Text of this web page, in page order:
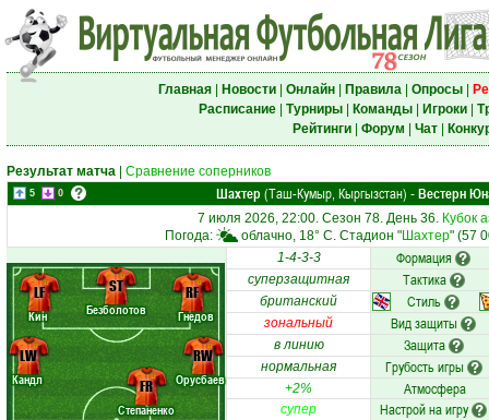
Главная| Новости| Онлайн| Правила| Опросы|
Расписание| Турниры| Команды| Игроки|
Рейтинги| Форум Чат|
Результат матча Сравнение соперников
5 0 Шахтер(Таш-Кумыр, Кыргызстан) - Вестерн
7 июля 2026, 22:00. Сезон 78. День 36. Кубок
Погода:
облачно, 18° C. Стадион "Шахтер" (57
Кандл
Степаненко
Орусбаев
Кин Безболотов Гнедов
LW
FR
RW
LF ST RF
1-4-3-3 Формация
суперзащитная Тактика
британский Стиль
зональный Вид защиты
в линию Защита
нормальная Грубость игры
+2% Атмосфера
супер Настрой на игру